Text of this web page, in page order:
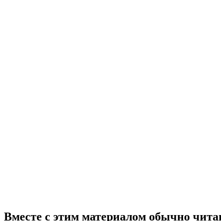
Вместе с этим материалом обычно